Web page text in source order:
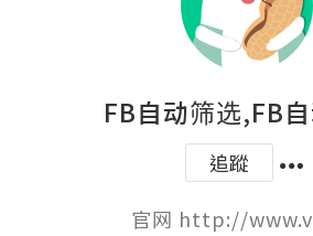
FB自动筛选,FB
追蹤
官网 http://